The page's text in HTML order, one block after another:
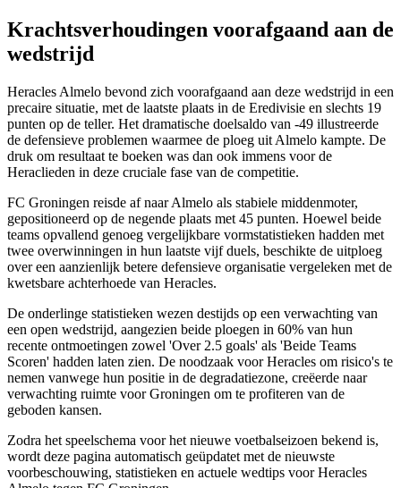
Krachtsverhoudingen voorafgaand aan de
wedstrijd
Heracles Almelo bevond zich voorafgaand aan deze wedstrijd in een
precaire situatie, met de laatste plaats in de Eredivisie en slechts 19
punten op de teller. Het dramatische doelsaldo van -49 illustreerde
de defensieve problemen waarmee de ploeg uit Almelo kampte. De
druk om resultaat te boeken was dan ook immens voor de
Heraclieden in deze cruciale fase van de competitie.
FC Groningen reisde af naar Almelo als stabiele middenmoter,
gepositioneerd op de negende plaats met 45 punten. Hoewel beide
teams opvallend genoeg vergelijkbare vormstatistieken hadden met
twee overwinningen in hun laatste vijf duels, beschikte de uitploeg
over een aanzienlijk betere defensieve organisatie vergeleken met de
kwetsbare achterhoede van Heracles.
De onderlinge statistieken wezen destijds op een verwachting van
een open wedstrijd, aangezien beide ploegen in 60% van hun
recente ontmoetingen zowel 'Over 2.5 goals' als 'Beide Teams
Scoren' hadden laten zien. De noodzaak voor Heracles om risico's te
nemen vanwege hun positie in de degradatiezone, creëerde naar
verwachting ruimte voor Groningen om te profiteren van de
geboden kansen.
Zodra het speelschema voor het nieuwe voetbalseizoen bekend is,
wordt deze pagina automatisch geüpdatet met de nieuwste
voorbeschouwing, statistieken en actuele wedtips voor Heracles